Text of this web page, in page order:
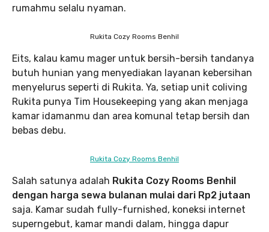
rumahmu selalu nyaman.
Rukita Cozy Rooms Benhil
Eits, kalau kamu mager untuk bersih-bersih tandanya
butuh hunian yang menyediakan layanan kebersihan
menyelurus seperti di Rukita. Ya, setiap unit coliving
Rukita punya Tim Housekeeping yang akan menjaga
kamar idamanmu dan area komunal tetap bersih dan
bebas debu.
Rukita Cozy Rooms Benhil
Salah satunya adalah Rukita Cozy Rooms Benhil
dengan harga sewa bulanan mulai dari Rp2 jutaan
saja. Kamar sudah fully-furnished, koneksi internet
superngebut, kamar mandi dalam, hingga dapur